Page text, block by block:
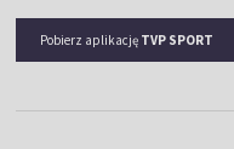
Pobierz aplikację TVP SPORT